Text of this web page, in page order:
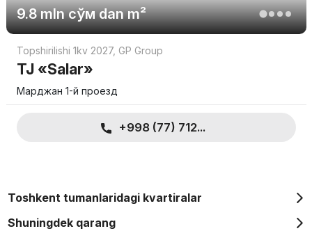
9.8 mln сўмdan m²
Topshirilishi 1kv 2027, GP Group
TJ «Salar»
Марджан 1-й проезд
+998 (77) 712...
Toshkent tumanlaridagi kvartiralar
Shuningdek qarang